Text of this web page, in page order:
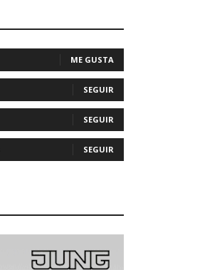
ME GUSTA
SEGUIR
SEGUIR
SEGUIR